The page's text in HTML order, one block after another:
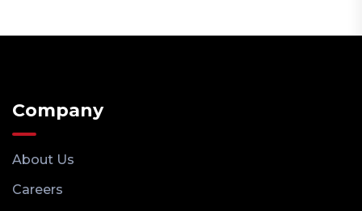
Company
About Us
Careers